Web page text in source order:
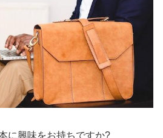
に興味をお持ちですか?